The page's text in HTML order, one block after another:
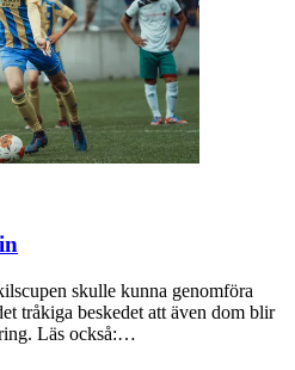
skulle kunna genomföra
tråkiga beskedet att även dom blir
Läs också:…